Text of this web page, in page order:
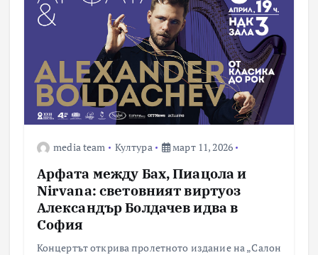
media team Култура март 11, 2026
Арфата между Бах, Пиацола и
Nirvana: световният виртуоз
Александър Болдачев идва в
София
Концертът открива пролетното издание на „Салон